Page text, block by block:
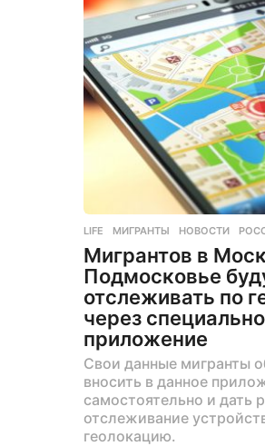
е
в
н
а
з
а
LIFE МИГРАНТЫ ,НОВОСТИ ,
Мигрантов в
Подмосковье
отслеживать по
через
приложение
Свои данные мигранты
вносить в данное
самостоятельно и дать
отслеживание
геолокацию.